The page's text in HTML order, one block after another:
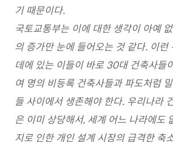
기 때문이다.
국토교통부는 이에 대한 생각이 아예
의 증가만 눈에 들어오는 것 같다. 이런
데에 있는 이들이 바로 30대 건축사들
여 명의 비등록 건축사들과 파도처럼
들 사이에서 생존해야 한다. 우리나라
은 이미 상당해서, 세계 어느 나라에도
지로 인한 개인 설계 시장의 급격한 축